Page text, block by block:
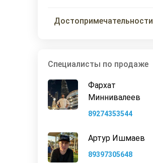
Достопримечательности
Специалисты по продаже
Фархат
Миннивалеев
89274353544
Артур Ишмаев
89397305648